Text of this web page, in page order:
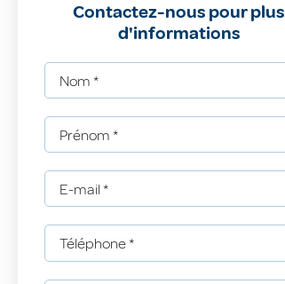
Contactez-nous pour plus
d'informations
Nom *
Prénom *
E-mail *
Téléphone*